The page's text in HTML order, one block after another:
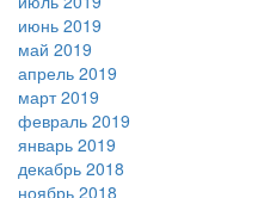
июнь 2019
май 2019
апрель 2019
март 2019
февраль 2019
январь 2019
декабрь 2018
ноябрь 2018